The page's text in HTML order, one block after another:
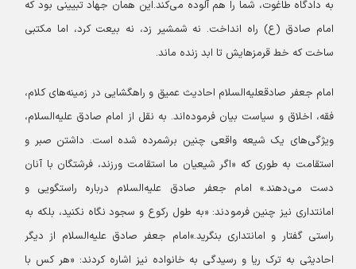
به دادگاه طاغوت، شما را هم آلوده می‌کند.این همان جهاد تبیینی بود که
امام صادق (ع) راه انداخت. نه شمشیر زد، نه بیعت کرد، اما مکتبی
ساخت که خط قرمزهایش تا ابد زنده ماند.
امام جعفر صادقعلیه‌السلام احادیث عمیق و راهگشایی در زمینه‌های کلام،
فقه، اخلاق و سیاست بیان فرموده‌اند. به نقل از امام صادق علیه‌السلام،
ویژگی‌های یک شیعه واقعی چنین برشمرده شده است. داشتن صبر و
استقامت به طوری که «اگر شیعیان ما استقامت ورزند، فرشتگان با آنان
دست می‌دهند.»امام جعفر صادق علیه‌السلام درباره راستگویی و
امانتداری نیز چنین فرمودند: «به طول رکوع و سجود نگاه نکنید، بلکه به
راستی گفتار و امانتداری بنگرید.»امام جعفر صادق علیه‌السلام از دیگر
احادیثی به ترک ریا و رسیدگی به خانواده نیز اشاره کردند: «هر کس با